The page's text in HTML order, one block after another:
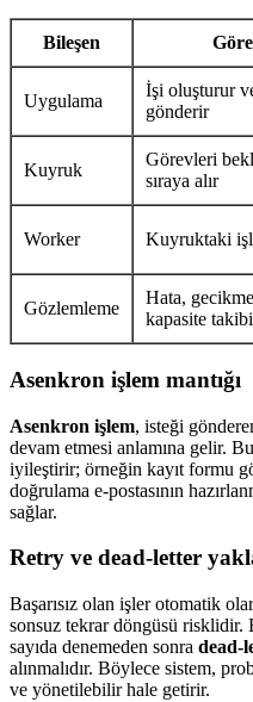
Bileşen
Uygulama
İşi oluşturur
gönderir
Kuyruk
Görevleri
sıraya alır
Worker Kuyruktaki
Gözlemleme
Hata,
kapasite
Asenkron işlem mantığı
Asenkron işlem, isteği
devam etmesi anlamına gelir.
iyileştirir; örneğin kayıt formu
doğrulama e-postasının
sağlar.
Retry ve dead-letter
Başarısız olan işler otomatik
sonsuz tekrar döngüsü risklidir.
sayıda denemeden sonra dead-
alınmalıdır. Böylece sistem,
ve yönetilebilir hale getirir.